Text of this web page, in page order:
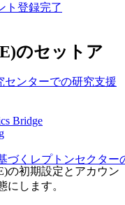
センターでの研究支援
Bridge
づくレプトンセクター
ト登録完了
のセットア
の初期設定とアカウン
にします。